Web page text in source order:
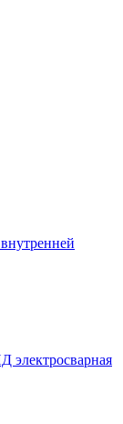
электросварная